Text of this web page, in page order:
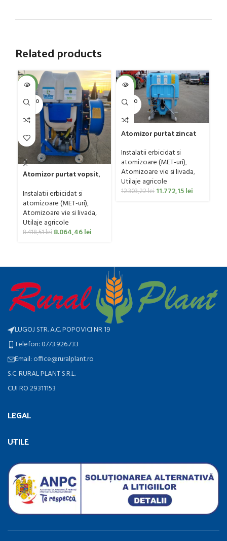
Related products
-4%
SOLD O
UT
Atomizor purtat vopsit,
Bufer, model Ronda
Clasic, 200 litri
Instalatii erbicidat si
atomizoare (MET-uri),
Atomizoare vie si livada,
Utilaje agricole
8.418,51lei 8.064,46lei
-4%
SOLD O
UT
Atomizor purtat zincat
Bufer, model Ronda,
300 litri
Instalatii erbicidat si
atomizoare (MET-uri),
Atomizoare vie si livada,
Utilaje agricole
12.303,22lei 11.772,15lei
LUGOJ STR. A.C. POPOVICI NR 19
Telefon: 0773.926.733
Email: office@ruralplant.ro
S.C. RURAL PLANT S.R.L.
CUI RO 29311153
LEGAL
UTILE